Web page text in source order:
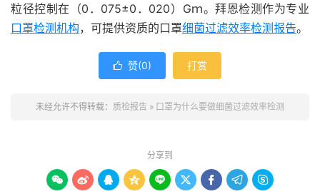
粒径控制在（0．075±0．020）Gｍ。拜恩检测作为专业
口罩检测机构，可提供资质的口罩细菌过滤效率检测报告。
 赞(0) 打赏
未经允许不得转载： 质检报告 » 口罩为什么要做细菌过滤效率检测
分享到
        